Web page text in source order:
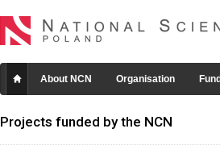
About NCN Organisation
Projects funded by the NCN